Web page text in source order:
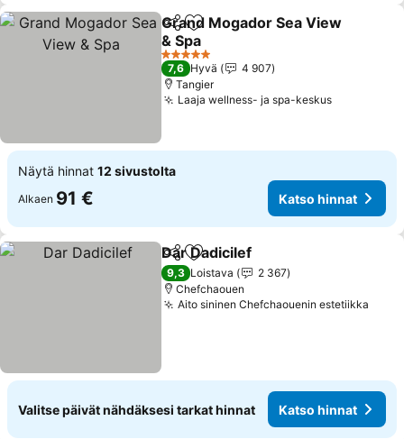
Jaa Lisää suosikkeihin
Grand Mogador Sea View
& Spa
Katso hinnat
5 Tähtiluokitus
7,6 Hyvä
4 907
Tangier
Laaja wellness- ja spa-keskusKatso
Näytä hinnat 12 sivustolta
Alkaen 91 € Katso hinnat
Jaa Lisää suosikkeihin
Dar Dadicilef
9,3 Loistava
2 367
Chefchaouen
Aito sininen Chefchaouenin estetiikka
Valitse päivät nähdäksesi tarkat hinnat Katso hinnat